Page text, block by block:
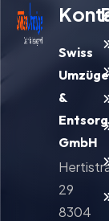
Swiss
Umzüge
&
GmbH
29
8304